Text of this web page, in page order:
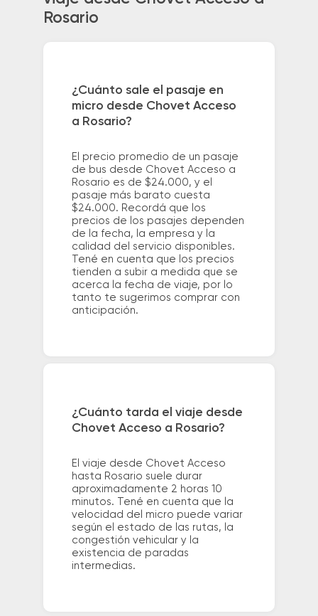
Rosario
¿Cuánto sale el pasaje en
micro desde Chovet Acceso
a Rosario?
El precio promedio de un pasaje
de bus desde Chovet Acceso a
Rosario es de $24.000, y el
pasaje más barato cuesta
$24.000. Recordá que los
precios de los pasajes dependen
de la fecha, la empresa y la
calidad del servicio disponibles.
Tené en cuenta que los precios
tienden a subir a medida que se
acerca la fecha de viaje, por lo
tanto te sugerimos comprar con
anticipación.
¿Cuánto tarda el viaje desde
Chovet Acceso a Rosario?
El viaje desde Chovet Acceso
hasta Rosario suele durar
aproximadamente 2 horas 10
minutos. Tené en cuenta que la
velocidad del micro puede variar
según el estado de las rutas, la
congestión vehicular y la
existencia de paradas
intermedias.